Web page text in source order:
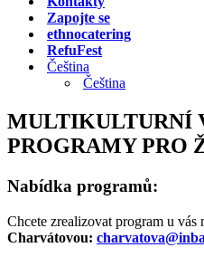
Zapojte se
ethnocatering
RefuFest
Čeština
Čeština
MULTIKULTURNÍ
PROGRAMY PRO
Nabídka programů:
Chcete zrealizovat program u vás
Charvátovou: